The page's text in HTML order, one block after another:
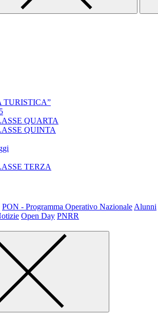
TURISTICA”
QUARTA
QUINTA
TERZA
PON - Programma Operativo Nazionale Alunni
Open Day PNRR